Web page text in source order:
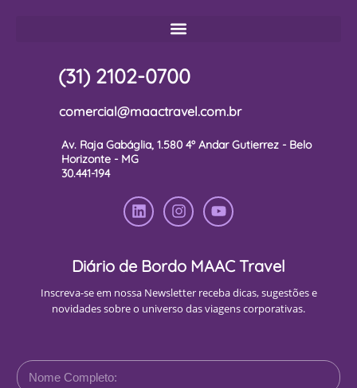
(31) 2102-0700
comercial@maactravel.com.br
Av. Raja Gabáglia, 1.580 4º Andar Gutierrez - Belo
Horizonte - MG
30.441-194
Diário de Bordo MAAC Travel
Inscreva-se em nossa Newsletter receba dicas, sugestões e
novidades sobre o universo das viagens corporativas.